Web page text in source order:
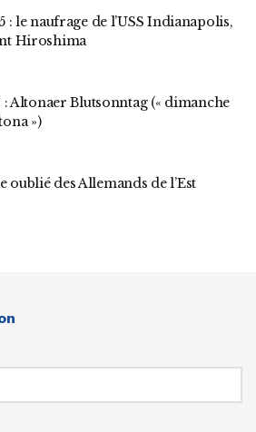
: le naufrage de l’USS Indianapolis,
Hiroshima
: Altonaer Blutsonntag (« dimanche
»)
oublié des Allemands de l’Est